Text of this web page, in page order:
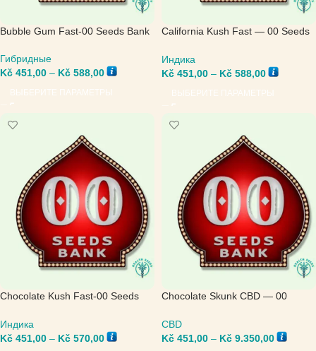
Bubble Gum Fast-00 Seeds Bank
Гибридные
Kč 451,00 – Kč 588,00
California Kush Fast — 00 Seeds
Индика
Kč 451,00 – Kč 588,00
ВЫБЕРИТЕ ПАРАМЕТРЫ
Chocolate Kush Fast-00 Seeds
Индика
Kč 451,00 – Kč 570,00
Chocolate Skunk CBD — 00
CBD
Kč 451,00 – Kč 9.350,00